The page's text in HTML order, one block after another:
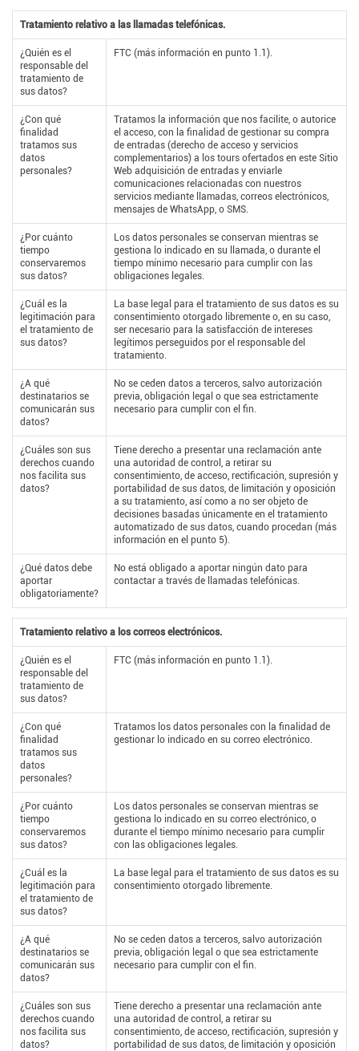
Tratamiento relativo a las llamadas telefónicas.
¿Quién es el
responsable del
tratamiento de
sus datos?
FTC (más información en punto 1.1).
¿Con qué
finalidad
tratamos sus
datos
personales?
Tratamos la información que nos facilite, o autorice
el acceso, con la finalidad de gestionar su compra
de entradas (derecho de acceso y servicios
complementarios) a los tours ofertados en este Sitio
Web adquisición de entradas y enviarle
comunicaciones relacionadas con nuestros
servicios mediante llamadas, correos electrónicos,
mensajes de WhatsApp, o SMS.
¿Por cuánto
tiempo
conservaremos
sus datos?
Los datos personales se conservan mientras se
gestiona lo indicado en su llamada, o durante el
tiempo mínimo necesario para cumplir con las
obligaciones legales.
¿Cuál es la
legitimación para
el tratamiento de
sus datos?
La base legal para el tratamiento de sus datos es su
consentimiento otorgado libremente o, en su caso,
ser necesario para la satisfacción de intereses
legítimos perseguidos por el responsable del
tratamiento.
¿A qué
destinatarios se
comunicarán sus
datos?
No se ceden datos a terceros, salvo autorización
previa, obligación legal o que sea estrictamente
necesario para cumplir con el fin.
¿Cuáles son sus
derechos cuando
nos facilita sus
datos?
Tiene derecho a presentar una reclamación ante
una autoridad de control, a retirar su
consentimiento, de acceso, rectificación, supresión y
portabilidad de sus datos, de limitación y oposición
a su tratamiento, así como a no ser objeto de
decisiones basadas únicamente en el tratamiento
automatizado de sus datos, cuando procedan (más
información en el punto 5).
¿Qué datos debe
aportar
obligatoriamente?
No está obligado a aportar ningún dato para
contactar a través de llamadas telefónicas.
Tratamiento relativo a los correos electrónicos.
¿Quién es el
responsable del
tratamiento de
sus datos?
FTC (más información en punto 1.1).
¿Con qué
finalidad
tratamos sus
datos
personales?
Tratamos los datos personales con la finalidad de
gestionar lo indicado en su correo electrónico.
¿Por cuánto
tiempo
conservaremos
sus datos?
Los datos personales se conservan mientras se
gestiona lo indicado en su correo electrónico, o
durante el tiempo mínimo necesario para cumplir
con las obligaciones legales.
¿Cuál es la
legitimación para
el tratamiento de
sus datos?
La base legal para el tratamiento de sus datos es su
consentimiento otorgado libremente.
¿A qué
destinatarios se
comunicarán sus
datos?
No se ceden datos a terceros, salvo autorización
previa, obligación legal o que sea estrictamente
necesario para cumplir con el fin.
¿Cuáles son sus
derechos cuando
nos facilita sus
datos?
Tiene derecho a presentar una reclamación ante
una autoridad de control, a retirar su
consentimiento, de acceso, rectificación, supresión y
portabilidad de sus datos, de limitación y oposición